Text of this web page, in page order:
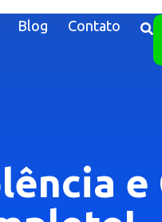
Blog Contato